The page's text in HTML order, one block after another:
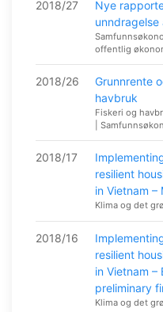
2018/27
Nye
offentlig
2018/26
Grunnrente
havbruk
Fiskeri og
|
2018/17
resilient
in Vietnam
Klima og det
2018/16
resilient
in Vietnam –
preliminary
Klima og det